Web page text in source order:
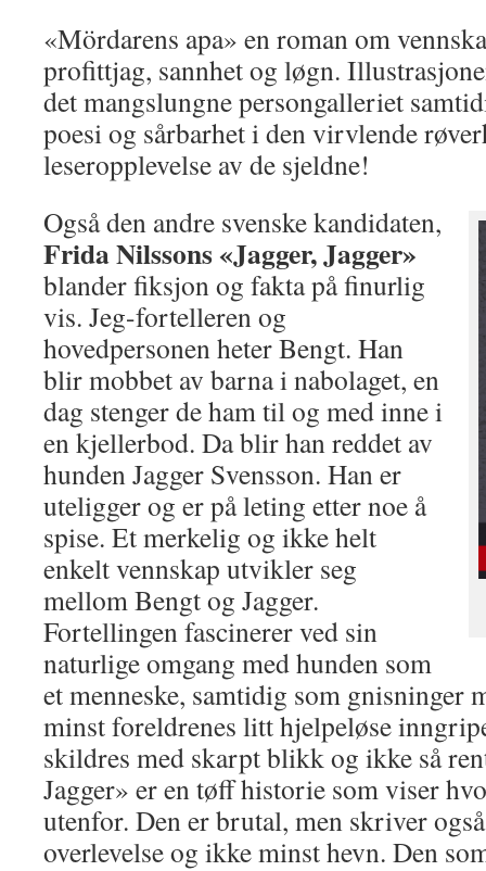
«Mördarens apa» en roman om
profittjag, sannhet og løgn.
det mangslungne persongalleriet
poesi og sårbarhet i den virvlende
leseropplevelse av de sjeldne!
Også den andre svenske kandidaten,
Frida Nilssons «Jagger, Jagger»
blander fiksjon og fakta på finurlig
vis. Jeg-fortelleren og
hovedpersonen heter Bengt. Han
blir mobbet av barna i nabolaget, en
dag stenger de ham til og med inne i
en kjellerbod. Da blir han reddet av
hunden Jagger Svensson. Han er
uteligger og er på leting etter noe å
spise. Et merkelig og ikke helt
enkelt vennskap utvikler seg
mellom Bengt og Jagger.
Fortellingen fascinerer ved sin
naturlige omgang med hunden som
et menneske, samtidig som gnisninger
minst foreldrenes litt hjelpeløse
skildres med skarpt blikk og ikke så
Jagger» er en tøff historie som viser
utenfor. Den er brutal, men skriver
overlevelse og ikke minst hevn. Den